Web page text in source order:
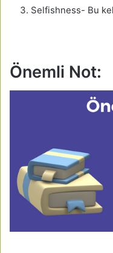
Selfishness- Bu
Önemli Not: